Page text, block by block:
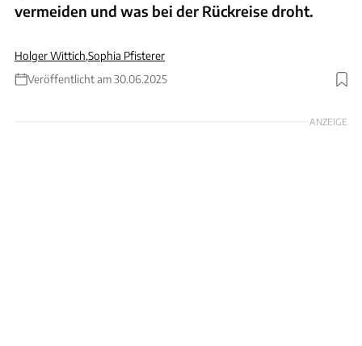
vermeiden und was bei der Rückreise droht.
Holger Wittich,Sophia Pfisterer
Veröffentlicht am 30.06.2025
Foto: SOPA Images via Getty Images
ANZEIGE